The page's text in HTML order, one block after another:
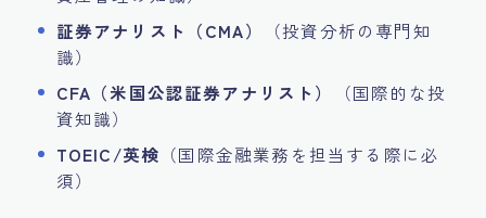
証券アナリスト（CMA）
（投資分析の専門知
識）
CFA（米国公認証券アナリスト）
（国際的な投
資知識）
TOEIC/英検 （国際金融業務を担当する際に必
須）